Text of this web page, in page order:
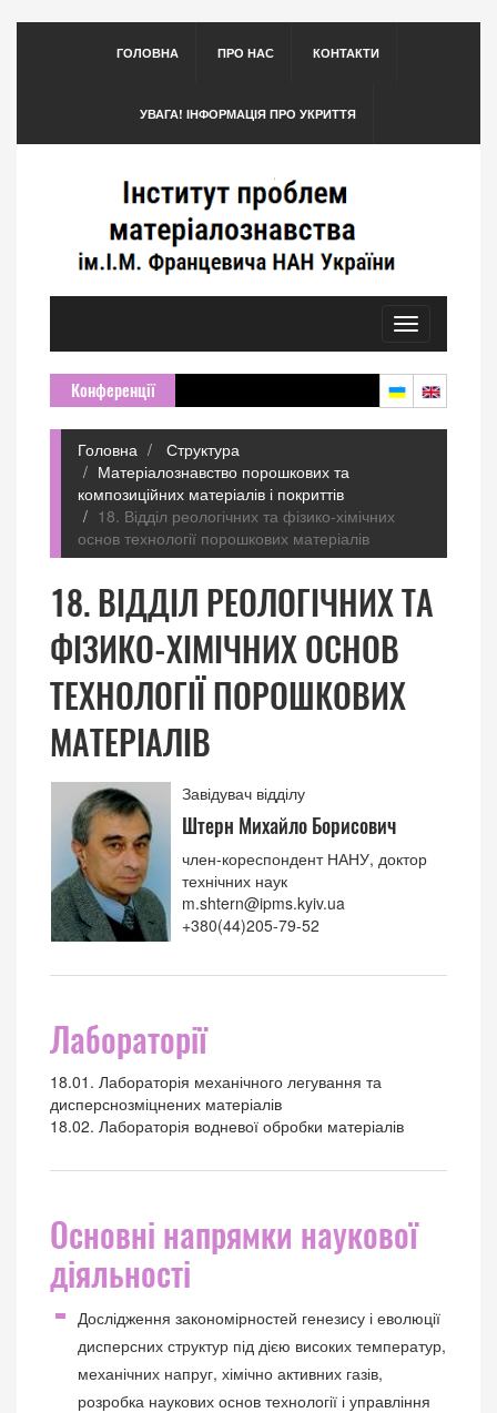
ГОЛОВНА ПРО НАС КОНТАКТИ
УВАГА! ІНФОРМАЦІЯ ПРО УКРИТТЯ
Toggle
navigation
Конференції
Головна
Структура
Матеріалознавство порошкових та
композиційних матеріалів і покриттів
18. Відділ реологічних та фізико-хімічних
основ технології порошкових матеріалів
18. ВІДДІЛ РЕОЛОГІЧНИХ ТА
ФІЗИКО-ХІМІЧНИХ ОСНОВ
ТЕХНОЛОГІЇ ПОРОШКОВИХ
МАТЕРІАЛІВ
Завідувач відділу
Штерн Михайло Борисович
член-кореспондент НАНУ, доктор
технічних наук
m.shtern@ipms.kyiv.ua
+380(44)205-79-52
Лабораторії
18.01. Лабораторія механічного легування та
дисперснозміцнених матеріалів
18.02. Лабораторія водневої обробки матеріалів
Основні напрямки наукової
діяльності
Дослідження закономірностей генезису і еволюції
дисперсних структур під дією високих температур,
механічних напруг, хімічно активних газів,
розробка наукових основ технології і управління